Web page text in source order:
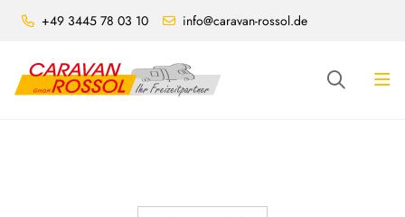
+49 3445 78 03 10 info@caravan-rossol.de